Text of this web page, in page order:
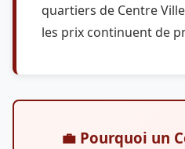
quartiers de Centre
les prix continuent de
💼 Pourquoi un